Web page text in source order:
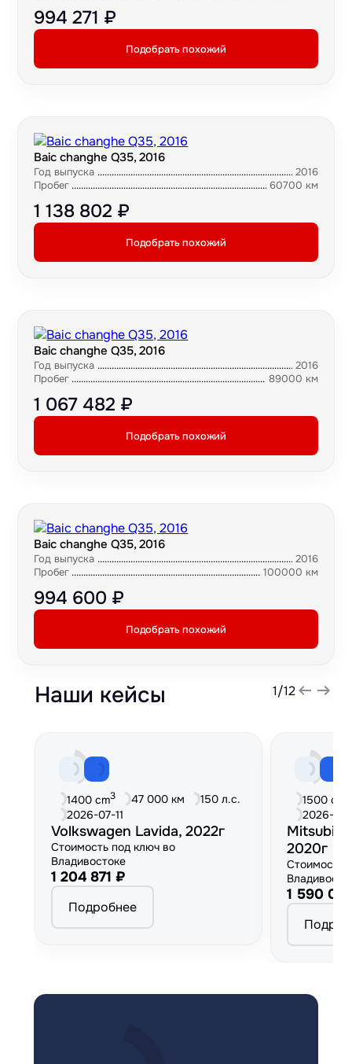
994 271 ₽
Подобрать похожий
Baic changhe Q35, 2016
Год выпуска
2016
Пробег
60700 км
1 138 802 ₽
Подобрать похожий
Baic changhe Q35, 2016
Год выпуска
2016
Пробег
89000 км
1 067 482 ₽
Подобрать похожий
Baic changhe Q35, 2016
Год выпуска
2016
Пробег
100000 км
994 600 ₽
Подобрать похожий
Наши кейсы 1/12
1400 cm3 47 000 км
150 л.с.
2026-07-11
Volkswagen Lavida, 2022г
Стоимость под ключ во
Владивостоке
1 204 871 ₽
Подробнее
1500 cm
2026-
2020г
Стоимость
1 590